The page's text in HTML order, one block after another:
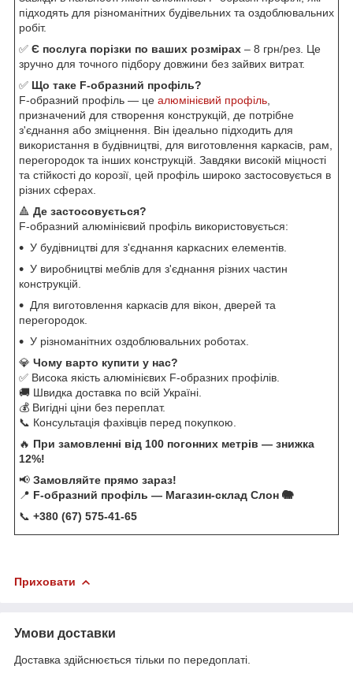
підходять для різноманітних будівельних та оздоблювальних
робіт.
✅ Є послуга порізки по ваших розмірах – 8 грн/рез. Це
зручно для точного підбору довжини без зайвих витрат.
✅ Що таке F-образний профіль?
F-образний профіль — це алюмінієвий профіль
призначений для створення конструкцій, де потрібне
з'єднання або зміцнення. Він ідеально підходить для
використання в будівництві, для виготовлення каркасів, рам,
перегородок та інших конструкцій. Завдяки високій міцності
та стійкості до корозії, цей профіль широко застосовується в
різних сферах.
🔺 Де застосовується?
F-образний алюмінієвий профіль використовується:
У будівництві для з'єднання каркасних елементів.
У виробництві меблів для з'єднання різних частин
конструкцій.
Для виготовлення каркасів для вікон, дверей та
перегородок.
У різноманітних оздоблювальних роботах.
💎 Чому варто купити у нас?
✅ Висока якість алюмінієвих F-образних профілів.
🚚 Швидка доставка по всій Україні.
💰 Вигідні ціни без переплат.
📞 Консультація фахівців перед покупкою.
🔥 При замовленні від 100 погонних метрів — знижка
12%!
📢 Замовляйте прямо зараз!
📍 F-образний профіль — Магазин-склад Слон 🐘
📞 +380 (67) 575-41-65
Приховати
Умови доставки
Доставка здійснюється тільки по передоплаті.